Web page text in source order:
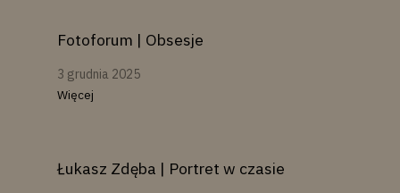
Fotoforum | Obsesje
3 grudnia 2025
Więcej
Łukasz Zdęba | Portret w czasie